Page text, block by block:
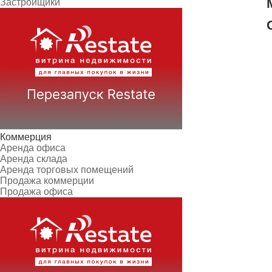
Застройщики
Коммерция
Аренда офиса
Аренда склада
Аренда торговых помещений
Продажа коммерции
Продажа офиса